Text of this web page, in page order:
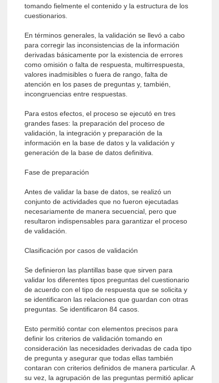
tomando fielmente el contenido y la estructura de los
cuestionarios.
En términos generales, la validación se llevó a cabo
para corregir las inconsistencias de la información
derivadas básicamente por la existencia de errores
como omisión o falta de respuesta, multirrespuesta,
valores inadmisibles o fuera de rango, falta de
atención en los pases de preguntas y, también,
incongruencias entre respuestas.
Para estos efectos, el proceso se ejecutó en tres
grandes fases: la preparación del proceso de
validación, la integración y preparación de la
información en la base de datos y la validación y
generación de la base de datos definitiva.
Fase de preparación
Antes de validar la base de datos, se realizó un
conjunto de actividades que no fueron ejecutadas
necesariamente de manera secuencial, pero que
resultaron indispensables para garantizar el proceso
de validación.
Clasificación por casos de validación
Se definieron las plantillas base que sirven para
validar los diferentes tipos preguntas del cuestionario
de acuerdo con el tipo de respuesta que se solicita y
se identificaron las relaciones que guardan con otras
preguntas. Se identificaron 84 casos.
Esto permitió contar con elementos precisos para
definir los criterios de validación tomando en
consideración las necesidades derivadas de cada tipo
de pregunta y asegurar que todas ellas también
contaran con criterios definidos de manera particular. A
su vez, la agrupación de las preguntas permitió aplicar